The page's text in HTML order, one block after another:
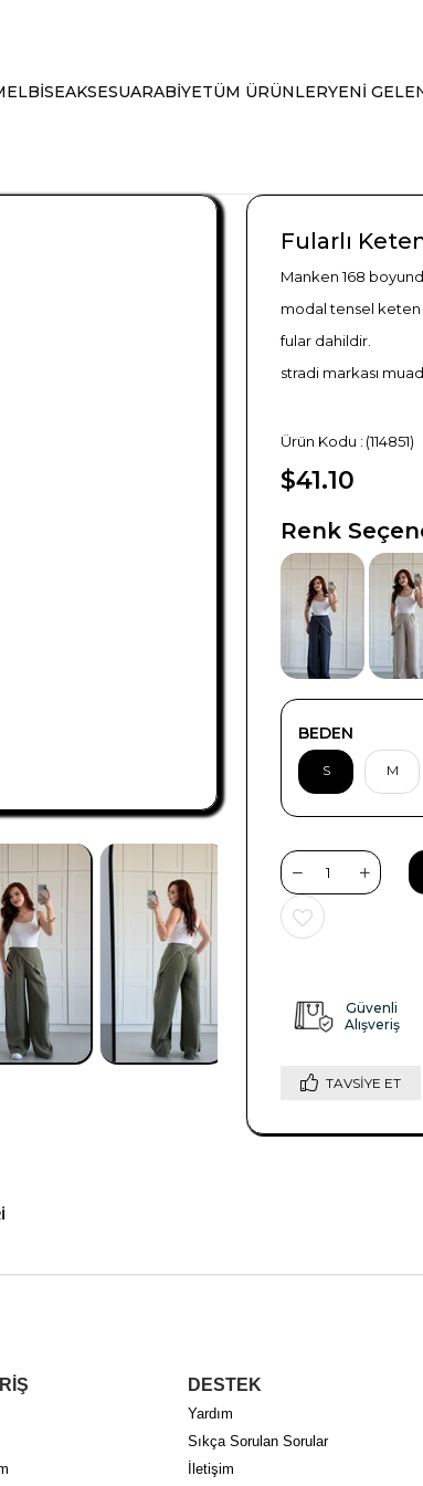
ELBİSEAKSESUARABİYETÜM ÜRÜNLERYENİ
Fularlı
Manken 168
modal tensel keten
fular dahildir.
stradi markası
(114851)
$41.10
Renk
BEDEN
S M
Güvenli
Alışveriş
TAVSIYE ET
DESTEK
Yardım
Sıkça Sorulan Sorular
İletişim